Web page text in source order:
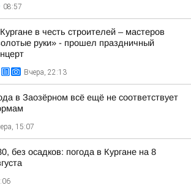
08:57
в честь строителей – мастеров
руки» - прошел праздничный
Вчера, 22:13
в Заозёрном всё ещё не соответствует
15:07
без осадков: погода в Кургане на 8